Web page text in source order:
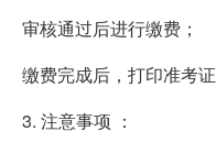
审核通过后进行缴费；
缴费完成后，打印准考证
3. 注意事项 ：